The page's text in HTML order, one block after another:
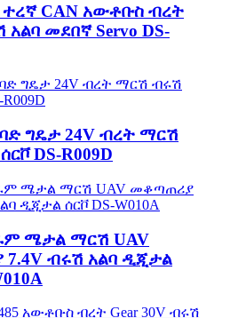
ተረኛ CAN አውቶቡስ ብረት
መደበኛ Servo DS-
ግዴታ 24V ብረት ማርሽ
DS-R009D
ሜታል ማርሽ UAV
ብሩሽ አልባ ዲጂታል